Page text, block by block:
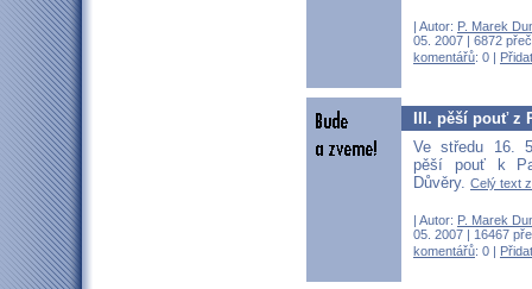
| Autor: P. Marek
05. 2007 | 6872
komentářů: 0 |
III. pěší pouť z
Ve středu 16.
pěší pouť k
Důvěry. Celý text
| Autor: P. Marek
05. 2007 | 16467
komentářů: 0 |